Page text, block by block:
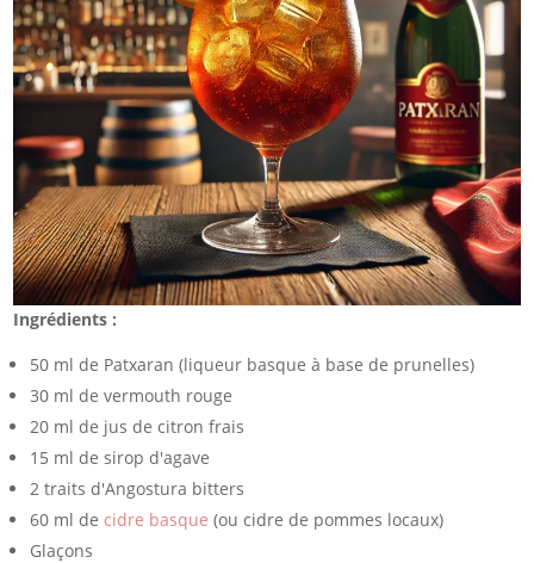
Ingrédients :
50 ml de Patxaran (liqueur basque à base de prunelles)
30 ml de vermouth rouge
20 ml de jus de citron frais
15 ml de sirop d'agave
2 traits d'Angostura bitters
60 ml de cidre basque(ou cidre de pommes locaux)
Glaçons